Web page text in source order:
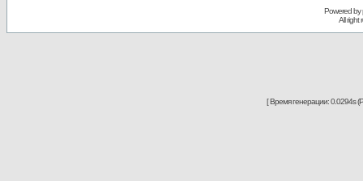
Powered
All right
[ Время генерации: 0.0294s